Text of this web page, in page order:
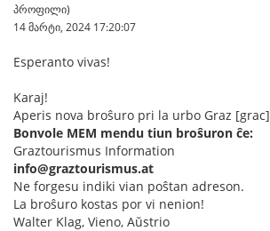
პროფილი)
14 მარტი, 2024 17:20:07
Esperanto vivas!
Karaj!
Aperis nova broŝuro pri la urbo Graz
Bonvole MEM mendu tiun broŝuron ĉe:
Graztourismus Information
info@graztourismus.at
Ne forgesu indiki vian poŝtan adreson.
La broŝuro kostas por vi nenion!
Walter Klag, Vieno, Aŭstrio